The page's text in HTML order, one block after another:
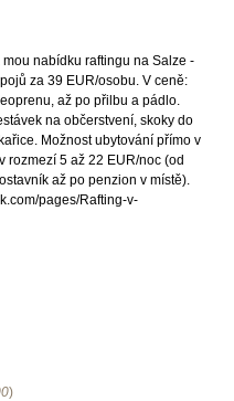
nabídku raftingu na Salze -
za 39 EUR/osobu. V ceně:
až po přilbu a pádlo.
na občerstvení, skoky do
Možnost ubytování přímo v
rozmezí 5 až 22 EUR/noc (od
až po penzion v místě).
pages/Rafting-v-
)